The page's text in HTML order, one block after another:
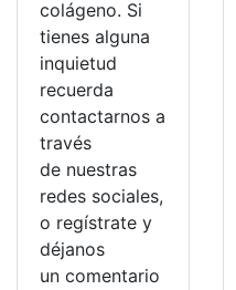
colágeno. Si
tienes alguna
inquietud
recuerda
contactarnos a
través
de nuestras
redes sociales,
o regístrate y
déjanos
un comentario